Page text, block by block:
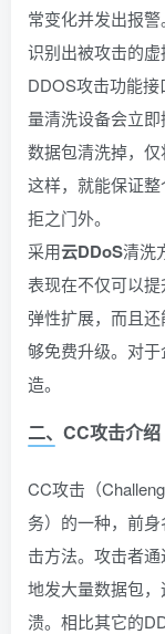
常变化并发出报
识别出被攻击的
DDOS攻击功能
量清洗设备会立
数据包清洗掉，仅
这样，就能保证
拒之门外。
采用云DDoS清洗
表现在不仅可以
弹性扩展，而且
够免费升级。对
造。
二、 CC攻击介绍
CC攻击 （
务）的一种，前
击方法。攻击者
地发大量数据包
溃。相比其它的